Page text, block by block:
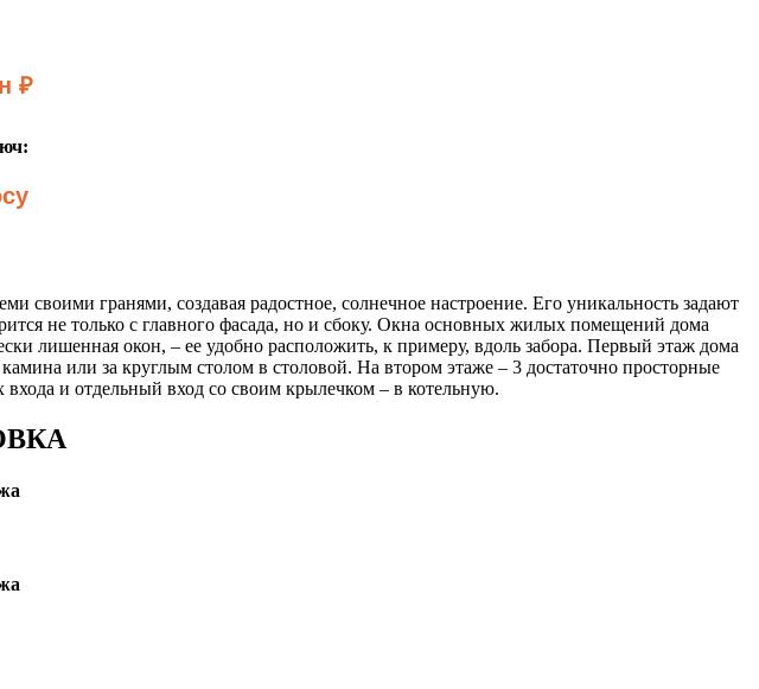
₽
своими гранями, создавая радостное, солнечное настроение. Его уникальность задают
не только с главного фасада, но и сбоку. Окна основных жилых помещений дома
лишенная окон, – ее удобно расположить, к примеру, вдоль забора. Первый этаж дома
или за круглым столом в столовой. На втором этаже – 3 достаточно просторные
и отдельный вход со своим крылечком – в котельную.